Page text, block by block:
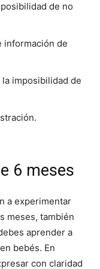
de no
información de
imposibilidad de
6 meses
a experimentar
meses, también
aprender a
bebés. En
con claridad